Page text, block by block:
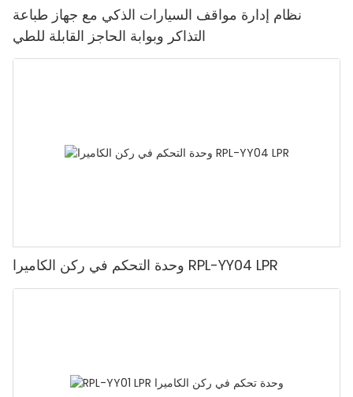
نظام إدارة مواقف السيارات الذكي مع جهاز طباعة
التذاكر وبوابة الحاجز القابلة للطي
وحدة التحكم في ركن الكاميرا RPL-YY04 LPR